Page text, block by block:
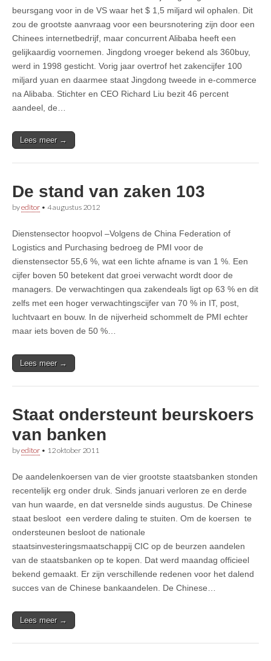
beursgang voor in de VS waar het $ 1,5 miljard wil ophalen. Dit
zou de grootste aanvraag voor een beursnotering zijn door een
Chinees internetbedrijf, maar concurrent Alibaba heeft een
gelijkaardig voornemen. Jingdong vroeger bekend als 360buy,
werd in 1998 gesticht. Vorig jaar overtrof het zakencijfer 100
miljard yuan en daarmee staat Jingdong tweede in e-commerce
na Alibaba. Stichter en CEO Richard Liu bezit 46 percent
aandeel, de…
Lees meer →
De stand van zaken 103
byeditor • 4 augustus 2012
Dienstensector hoopvol –Volgens de China Federation of
Logistics and Purchasing bedroeg de PMI voor de
dienstensector 55,6 %, wat een lichte afname is van 1 %. Een
cijfer boven 50 betekent dat groei verwacht wordt door de
managers. De verwachtingen qua zakendeals ligt op 63 % en dit
zelfs met een hoger verwachtingscijfer van 70 % in IT, post,
luchtvaart en bouw. In de nijverheid schommelt de PMI echter
maar iets boven de 50 %…
Lees meer →
Staat ondersteunt beurskoers
van banken
byeditor • 12 oktober 2011
De aandelenkoersen van de vier grootste staatsbanken stonden
recentelijk erg onder druk. Sinds januari verloren ze en derde
van hun waarde, en dat versnelde sinds augustus. De Chinese
staat besloot een verdere daling te stuiten. Om de koersen te
ondersteunen besloot de nationale
staatsinvesteringsmaatschappij CIC op de beurzen aandelen
van de staatsbanken op te kopen. Dat werd maandag officieel
bekend gemaakt. Er zijn verschillende redenen voor het dalend
succes van de Chinese bankaandelen. De Chinese…
Lees meer →